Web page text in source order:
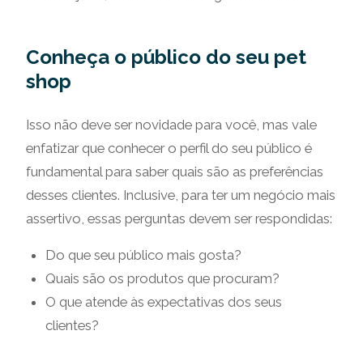
Conheça o público do seu pet
shop
Isso não deve ser novidade para você, mas vale
enfatizar que conhecer o perfil do seu público é
fundamental para saber quais são as preferências
desses clientes. Inclusive, para ter um negócio mais
assertivo, essas perguntas devem ser respondidas:
Do que seu público mais gosta?
Quais são os produtos que procuram?
O que atende às expectativas dos seus
clientes?